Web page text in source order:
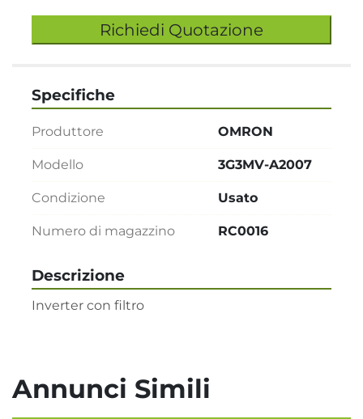
Richiedi Quotazione
Descrizione
Inverter con filtro
Specifiche
Produttore OMRON
Modello 3G3MV-A2007
Condizione Usato
Numero di magazzino RC0016
Annunci Simili